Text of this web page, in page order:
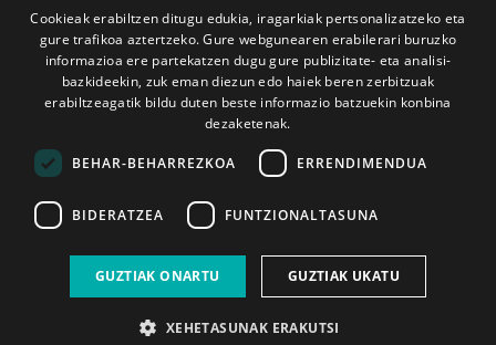
2026ko eka. 1a 2026ko mar. 1a
Cookieak erabiltzen ditugu edukia, iragarkiak pertsonalizatzeko eta
gure trafikoa aztertzeko. Gure webgunearen erabilerari buruzko
informazioa ere partekatzen dugu gure publizitate- eta analisi-
bazkideekin, zuk eman diezun edo haiek beren zerbitzuak
erabiltzeagatik bildu duten beste informazio batzuekin konbina
dezaketenak.
BEHAR-BEHARREZKOA ERRENDIMENDUA
BIDERATZEA FUNTZIONALTASUNA
GUZTIAK ONARTU GUZTIAK UKATU
XEHETASUNAK ERAKUTSI